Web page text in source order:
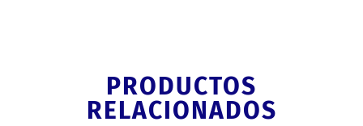
PRODUCTOS
RELACIONADOS